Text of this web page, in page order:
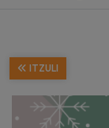
RIALIA
ITZULI